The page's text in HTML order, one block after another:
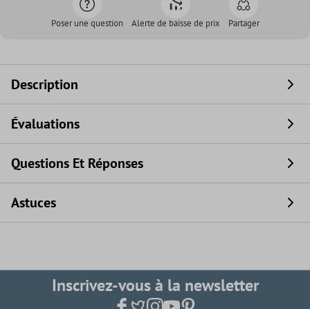
Poser une question Alerte de baisse de prix Partager
Description
Évaluations
Questions Et Réponses
Astuces
Inscrivez-vous à la newsletter